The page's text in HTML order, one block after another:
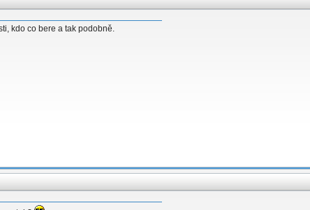
kdo co bere a tak podobně.